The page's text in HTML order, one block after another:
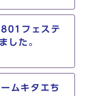
フェステ
した。
ムキタエち